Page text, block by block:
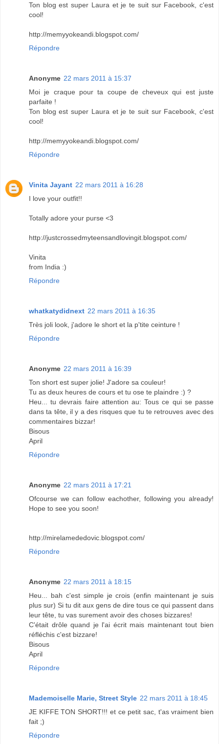
Ton blog est super Laura et je te suit sur Facebook, c'est
cool!
http://memyyokeandi.blogspot.com/
Répondre
Anonyme 22 mars 2011 à 15:37
Moi je craque pour ta coupe de cheveux qui est juste
parfaite !
Ton blog est super Laura et je te suit sur Facebook, c'est
cool!
http://memyyokeandi.blogspot.com/
Répondre
Vinita Jayant 22 mars 2011 à 16:28
I love your outfit!!
Totally adore your purse <3
http://justcrossedmyteensandlovingit.blogspot.com/
Vinita
from India :)
Répondre
whatkatydidnext 22 mars 2011 à 16:35
Très joli look, j'adore le short et la p'tite ceinture !
Répondre
Anonyme 22 mars 2011 à 16:39
Ton short est super jolie! J'adore sa couleur!
Tu as deux heures de cours et tu ose te plaindre :) ?
Heu... tu devrais faire attention au: Tous ce qui se passe
dans ta tête, il y a des risques que tu te retrouves avec des
commentaires bizzar!
Bisous
April
Répondre
Anonyme 22 mars 2011 à 17:21
Ofcourse we can follow eachother, following you already!
Hope to see you soon!
http://mirelamededovic.blogspot.com/
Répondre
Anonyme 22 mars 2011 à 18:15
Heu... bah c'est simple je crois (enfin maintenant je suis
plus sur) Si tu dit aux gens de dire tous ce qui passent dans
leur tête, tu vas surement avoir des choses bizzares!
C'était drôle quand je l'ai écrit mais maintenant tout bien
réfléchis c'est bizzare!
Bisous
April
Répondre
Mademoiselle Marie, Street Style 22 mars 2011 à 18:45
JE KIFFE TON SHORT!!! et ce petit sac, t'as vraiment bien
fait ;)
Répondre